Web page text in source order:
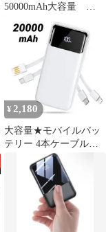
50000mAh大容量
22.5W急速充電 5台同
時充電
¥ 2,180
大容量★モバイルバッ
テリー 4本ケーブル内
蔵 旅行 出張 20000mAh